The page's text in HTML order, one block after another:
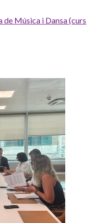
de Música i Dansa (curs